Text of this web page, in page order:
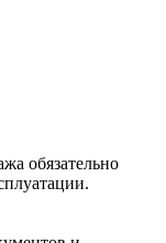
обязательно